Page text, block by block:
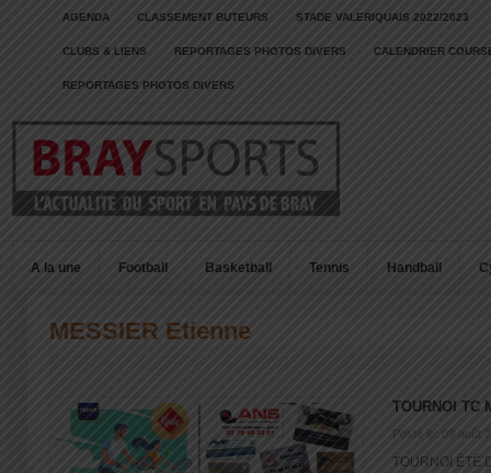
AGENDA CLASSEMENT BUTEURS STADE VALERIQUAIS 2022/2023
CLUBS & LIENS REPORTAGES PHOTOS DIVERS CALENDRIER
REPORTAGES PHOTOS DIVERS
A la une Football Basketball Tennis Handball
MESSIER Etienne
TOURNOI TC
Posté le: 09 août
TOURNOI ÉTÉ